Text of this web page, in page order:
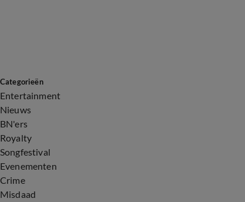
Categorieën
Entertainment
Nieuws
BN'ers
Royalty
Songfestival
Evenementen
Crime
Misdaad